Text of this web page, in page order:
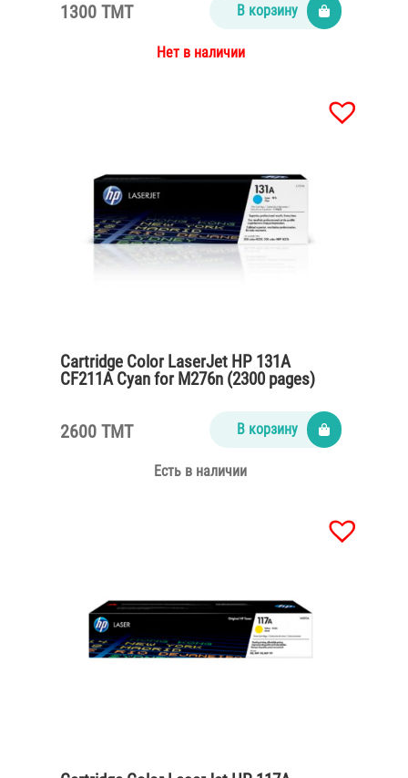
1300 TMT В корзину
Нет в наличии
Cartridge Color LaserJet HP 131A
CF211A Cyan for M276n (2300 pages)
2600 TMT В корзину
Есть в наличии